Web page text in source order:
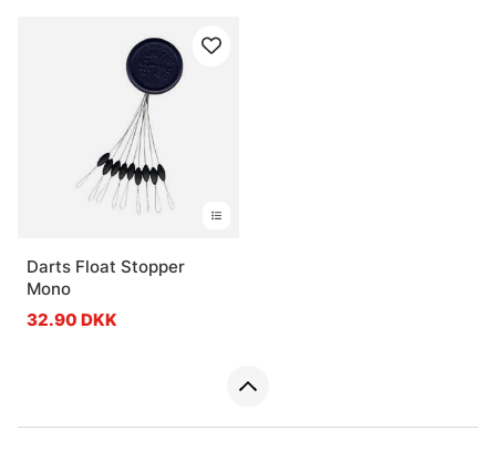
Darts Float Stopper
Mono
32.90 DKK